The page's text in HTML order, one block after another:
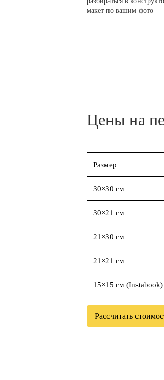
макет по вашим фото
Цены на
Размер
30×30 см
30×21 см
21×30 см
21×21 см
15×15 см (Instabook)
Рассчитать